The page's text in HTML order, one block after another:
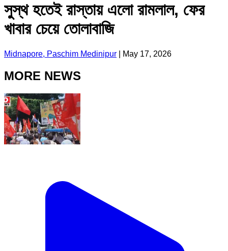
সুস্থ হতেই রাস্তায় এলো রামলাল, ফের
খাবার চেয়ে তোলাবাজি
Midnapore, Paschim Medinipur May 17, 2026
MORE NEWS